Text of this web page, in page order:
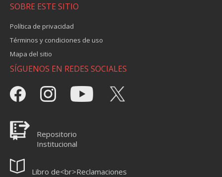
SOBRE ESTE SITIO
Política de privacidad
Términos y condiciones de uso
Mapa del sitio
SÍGUENOS EN REDES SOCIALES
Repositorio
Institucional
Libro de<br>Reclamaciones